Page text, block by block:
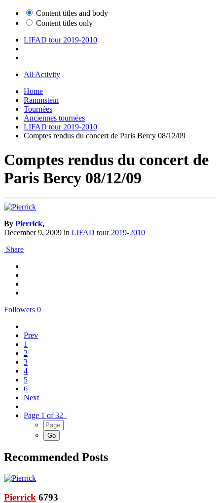
Content titles and body
Content titles only
LIFAD tour 2019-2010
All Activity
Home
Rammstein
Tournées
Anciennes tournées
LIFAD tour 2019-2010
Comptes rendus du concert de Paris Bercy 08/12/09
Comptes rendus du concert de
Paris Bercy 08/12/09
By Pierrick,
December 9, 2009 in LIFAD tour 2019-2010
Share
Followers 0
Prev
1
2
3
4
5
6
Next
Page 1 of 32
Recommended Posts
Pierrick 6793